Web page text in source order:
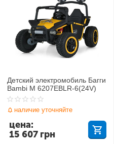
Детский электромобиль Багги
Bambi M 6207EBLR-6(24V)
наличие уточняйте
15 607 грн
цена: